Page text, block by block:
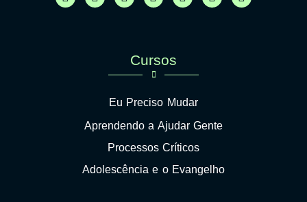
Cursos
Eu Preciso Mudar
Aprendendo a Ajudar Gente
Processos Críticos
Adolescência e o Evangelho